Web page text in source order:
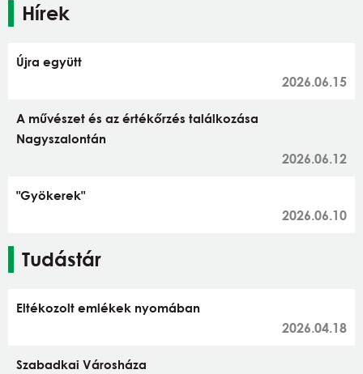
Hírek
Újra együtt
2026.06.15
A művészet és az értékőrzés találkozása
Nagyszalontán
2026.06.12
"Gyökerek"
2026.06.10
Tudástár
Eltékozolt emlékek nyomában
2026.04.18
Szabadkai Városháza